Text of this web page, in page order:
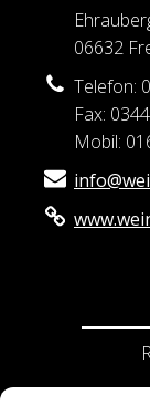
06632
Telefon:
Fax:
Mobil: